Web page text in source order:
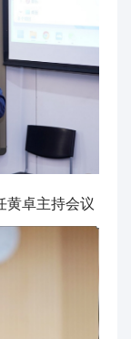
黄卓主持会议